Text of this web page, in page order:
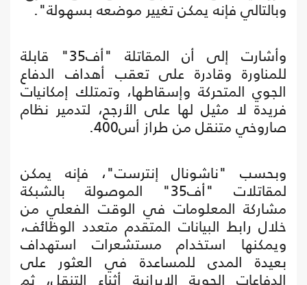
وبالتالي فإنه يمكن تغيير موضعه بسهولة".
وأشارت إلى أن المقاتلة "أف35" قابلة
للمناورة وقادرة على تعقب أهداف الدفاع
الجوي المتحركة وإسقاطها، وتمتلك إمكانيات
فريدة لا مثيل لها على الأرجح، لتدمير نظام
صاروخي متنقل من طراز أس400.
وبحسب "ناشونال إنترست"، فإنه يمكن
لمقاتلات "أف35" الموصولة بالشبكة
مشاركة المعلومات في الوقت الفعلي من
خلال رابط البيانات المتقدم متعدد الوظائف،
ويمكنها استخدام مستشعرات استهداف
بعيدة المدى للمساعدة في العثور على
الدفاعات الجوية الإيرانية أثناء التنقل، ثم